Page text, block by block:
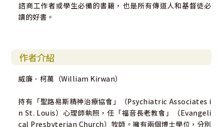
諮商工作者或學生必備的書籍，也是所有傳道人和基督徒必
讀的好書。
作者介紹
威廉．柯萬（William Kirwan）
持有「聖路易斯精神治療協會」（Psychiatric Associates i
n St. Louis）心理師執照，任「福音長老教會」（Evangeli
cal Presbyterian Church）牧師。擁有兩個博士學位，分別